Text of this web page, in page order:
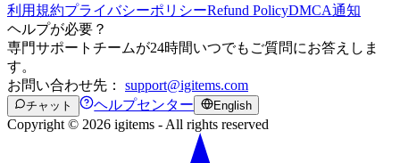
利用規約プライバシーポリシーRefund PolicyDMCA通知
ヘルプが必要？
専門サポートチームが24時間いつでもご質問にお答えしま
す。
お問い合わせ先： support@igitems.com
チャット ヘルプセンター English
Copyright © 2026 igitems - All rights reserved